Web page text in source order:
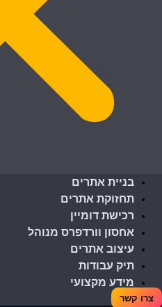
בניית אתרים
תחזוקת אתרים
רכישת דומיין
אחסון וורדפרס מנוהל
עיצוב אתרים
תיק עבודות
מידע מקצועי
צרו קשר